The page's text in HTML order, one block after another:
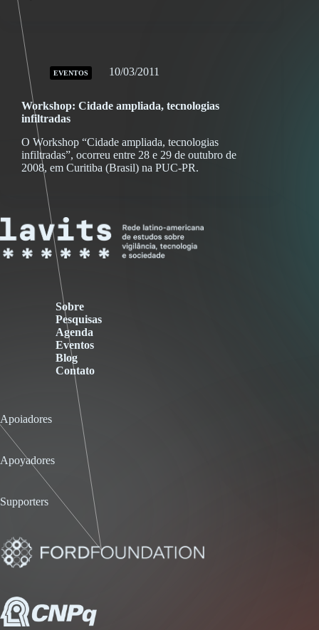
EVENTOS 10/03/2011
Workshop: Cidade ampliada, tecnologias
infiltradas
O Workshop “Cidade ampliada, tecnologias
infiltradas”, ocorreu entre 28 e 29 de outubro de
2008, em Curitiba (Brasil) na PUC-PR.
Sobre
Pesquisas
Agenda
Eventos
Blog
Contato
Apoiadores
Apoyadores
Supporters